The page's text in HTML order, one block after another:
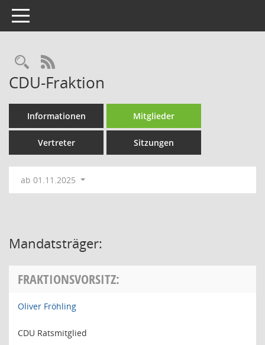
Toggle navigation
Rechercheauswahl
RSS-Feed
CDU-Fraktion
Informationen Mitglieder
Vertreter Sitzungen
ab 01.11.2025
Mandatsträger:
FRAKTIONSVORSITZ:
Oliver Fröhling
CDU Ratsmitglied